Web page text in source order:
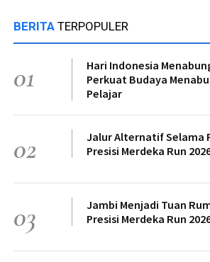
BERITA TERPOPULER
01
Hari Indonesia
Perkuat Budaya
Pelajar
02
Jalur Alternatif Selama
Presisi Merdeka Run
03
Jambi Menjadi Tuan
Presisi Merdeka Run